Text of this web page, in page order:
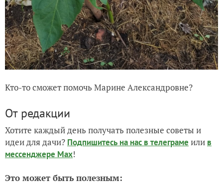
Кто-то сможет помочь Марине Александровне?
От редакции
Хотите каждый день получать полезные советы и
идеи для дачи? Подпишитесь на нас в телеграме или в
мессенджере Max!
Это может быть полезным: